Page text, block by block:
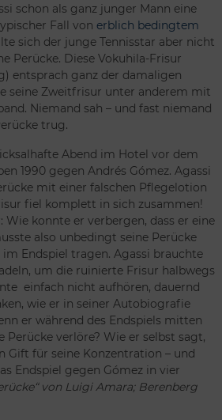
schon als ganz junger Mann eine
Fall von erblich bedingtem
sich der junge Tennisstar aber nicht
Perücke. Diese Vokuhila-Frisur
entsprach ganz der damaligen
seine Zweitfrisur unter anderem mit
Niemand sah – und fast niemand
trug.
Abend im Hotel vor dem
1990 gegen Andrés Gómez. Agassi
mit einer falschen Pflegelotion
fiel komplett in sich zusammen!
Wie konnte er verbergen, dass er eine
also unbedingt seine Perücke
Endspiel tragen. Agassi brauchte
um die ruinierte Frisur halbwegs
einfach nicht aufhören, dauernd
wie er in seiner Autobiografie
er während des Endspiels mitten
Perücke verlöre? Wie er selbst sagt,
Gift für seine Konzentration – und
Endspiel gegen Gómez in vier
von Luigi Amara; Berenberg